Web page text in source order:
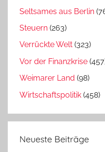
Seltsames aus Berlin
Steuern (263)
Verrückte Welt (323)
Vor der Finanzkrise
Weimarer Land (98)
Wirtschaftspolitik (458)
Neueste Beiträge